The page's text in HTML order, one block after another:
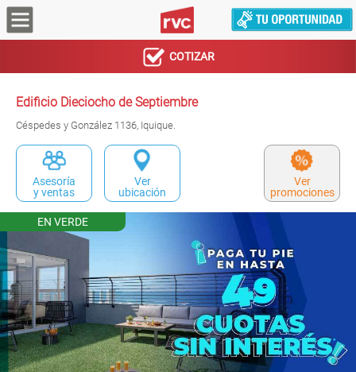
COTIZAR
Edificio Dieciocho de Septiembre
Céspedes y González 1136, Iquique.
Asesoría
y ventas
Ver
ubicación
Ver
promociones
EN VERDE